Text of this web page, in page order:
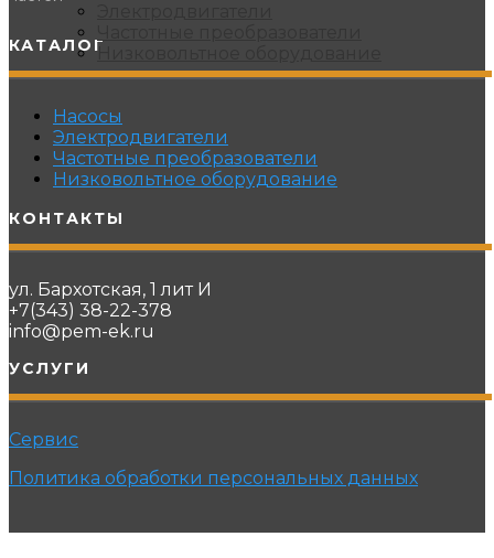
Низковольтное оборудование
КАТАЛОГ
Насосы
Электродвигатели
Частотные преобразователи
Низковольтное оборудование
КОНТАКТЫ
ул. Бархотская, 1 лит И
+7(343) 38-22-378
info@pem-ek.ru
УСЛУГИ
Сервис
Политика обработки персональных данных